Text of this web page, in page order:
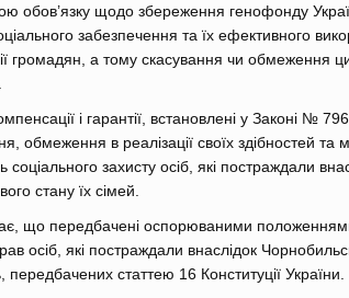
обов’язку щодо збереження генофонду
забезпечення та їх ефективного
громадян, а тому скасування чи обмеження
і гарантії, встановлені у Законі
обмеження в реалізації своїх здібностей та
захисту осіб, які постраждали
стану їх сімей.
що передбачені оспорюваними
осіб, які постраждали внаслідок
статтею 16 Конституції України.